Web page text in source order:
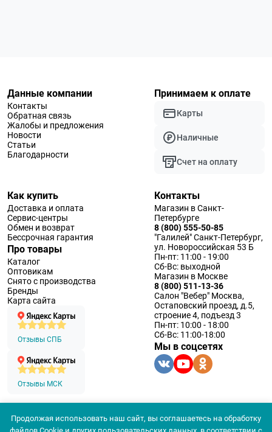
Данные компании
Контакты
Обратная связь
Жалобы и предложения
Новости
Статьи
Благодарности
Принимаем к оплате
Карты
Наличные
Счет на оплату
Как купить
Доставка и оплата
Сервис-центры
Обмен и возврат
Бессрочная гарантия
Про товары
Каталог
Оптовикам
Снято с производства
Бренды
Карта сайта
Отзывы СПБ
Отзывы МСК
Контакты
Магазин в Санкт-
Петербурге
8 (800) 555-50-85
"Галилей" Санкт-Петербург,
ул. Новороссийская 53 Б
Пн-пт: 11:00 - 19:00
Сб-Вс: выходной
Магазин в Москве
8 (800) 511-13-36
Салон "Вебер" Москва,
Остаповский проезд, д.5,
строение 4, подъезд 3
Пн-пт: 10:00 - 18:00
Сб-Вс: 11:00-18:00
Мы в соцсетях
© 1994 — 2026 ООО «Наблюдательные приборы»
Продолжая использовать наш сайт, вы соглашаетесь на обработку